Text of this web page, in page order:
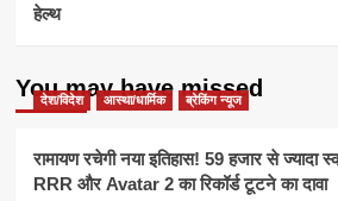
हेल्थ
You may have missed
देश/विदेश आस्था/धार्मिक ब्रेकिंग न्यूज
रामायण रचेगी नया इतिहास! 59 हजार से ज्यादा
RRR और Avatar 2 का रिकॉर्ड टूटने का दावा